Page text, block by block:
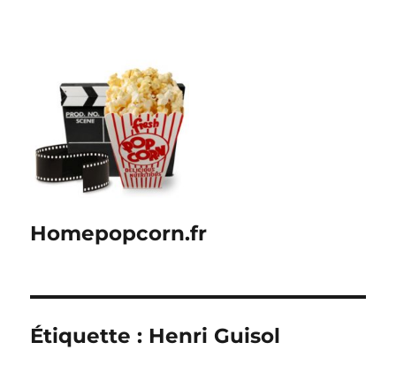
Homepopcorn.fr
Étiquette : Henri Guisol